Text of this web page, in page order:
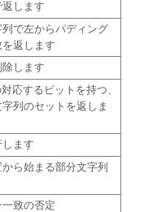
します
で左からパディング
を返します
します
応するビットを持つ、
列のセットを返しま
ます
ら始まる部分文字列
致の否定